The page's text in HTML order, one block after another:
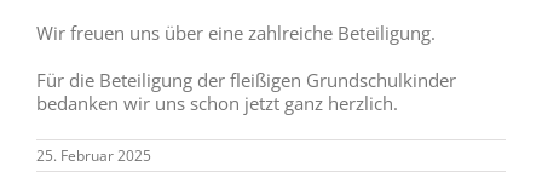
Wir freuen uns über eine zahlreiche Beteiligung.
Für die Beteiligung der fleißigen Grundschulkinder
bedanken wir uns schon jetzt ganz herzlich.
25. Februar 2025